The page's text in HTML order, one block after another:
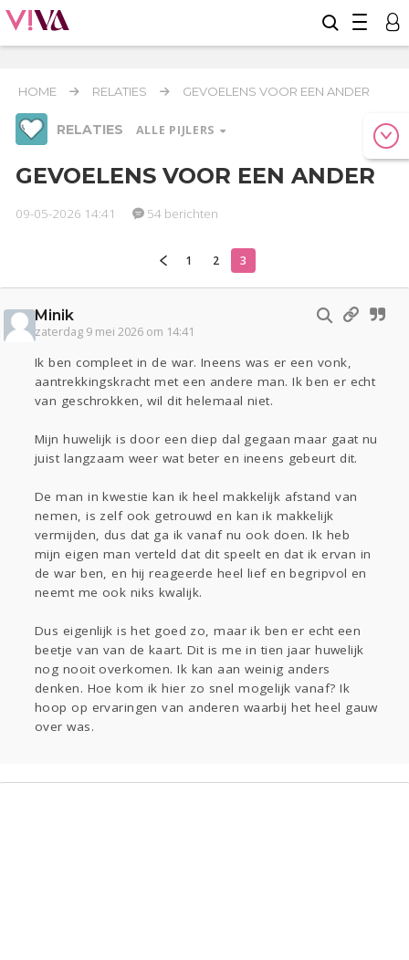
HOME RELATIES GEVOELENS VOOR EEN ANDER
RELATIES ALLE PIJLERS
Werk & Studie
Seks Gezondheid
Coronavirus
Actueel
Oekraïne Lijf & Lijn
Kinderen Eten
Mode & Beauty
Sport
Contact Viva zoekt
Aangeboden
Gevraagd
Horen Doen
Lezen
GEVOELENS VOOR EEN ANDER
09-05-2026 14:41 54 berichten
1 2 3
Minik
zaterdag 9 mei 2026 om 14:41
Ik ben compleet in de war. Ineens was er een vonk,
aantrekkingskracht met een andere man. Ik ben er echt
van geschrokken, wil dit helemaal niet.
Mijn huwelijk is door een diep dal gegaan maar gaat nu
juist langzaam weer wat beter en ineens gebeurt dit.
De man in kwestie kan ik heel makkelijk afstand van
nemen, is zelf ook getrouwd en kan ik makkelijk
vermijden, dus dat ga ik vanaf nu ook doen. Ik heb
mijn eigen man verteld dat dit speelt en dat ik ervan in
de war ben, en hij reageerde heel lief en begripvol en
neemt me ook niks kwalijk.
Dus eigenlijk is het goed zo, maar ik ben er echt een
beetje van van de kaart. Dit is me in tien jaar huwelijk
nog nooit overkomen. Ik kan aan weinig anders
denken. Hoe kom ik hier zo snel mogelijk vanaf? Ik
hoop op ervaringen van anderen waarbij het heel gauw
over was.